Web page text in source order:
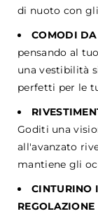
di nuoto con
COMODI DA
pensando al
una vestibilità
perfetti per le
Goditi una
all'avanzato
mantiene gli
CINTURINO